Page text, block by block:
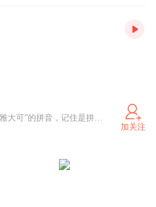
欢迎回家,微信搜索 “喜马拉雅大可”的拼音，记住是拼音哦。
加关注